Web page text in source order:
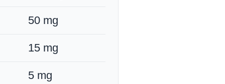
50 mg
15 mg
5 mg